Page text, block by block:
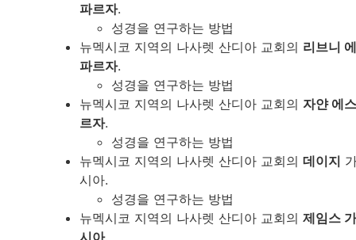
파르자.
성경을 연구하는 방법
뉴멕시코 지역의 나사렛 산디아 교회의 리브니
파르자.
성경을 연구하는 방법
뉴멕시코 지역의 나사렛 산디아 교회의 자얀 에
르자.
성경을 연구하는 방법
뉴멕시코 지역의 나사렛 산디아 교회의 데이지
시아.
성경을 연구하는 방법
뉴멕시코 지역의 나사렛 산디아 교회의 제임스